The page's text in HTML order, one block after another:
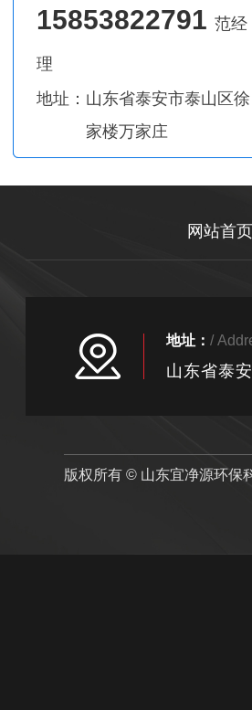
15853822791 范经
理
地址：山东省泰安市泰山区徐
家楼万家庄
网站首页
地址： /
山东省泰
版权所有 © 山东宜净源环保